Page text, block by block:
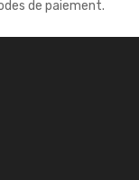
de paiement.